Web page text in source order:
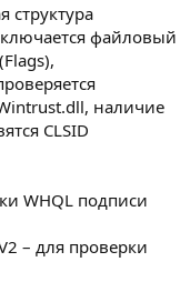
структура
файловый
наличие
CLSID
WHQL подписи
– для проверки